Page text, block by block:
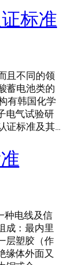
标准
且不同的领
蓄电池类的
有韩国化学
电气试验研
证标准及其…
种电线及信
成：最内里
层塑胶（作
缘体外面又